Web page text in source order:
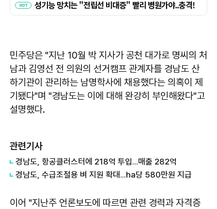
민주당은 "지난 10월 박 지사가 공천 대가로 명씨의 처
남과 김영선 전 의원의 선거캠프 관계자를 경남도 산
하기관이 관리하는 남명학사에 채용했다는 의혹이 제
기됐다"며 "경남도는 이에 대해 완강히 부인해왔다"고
설명했다.
관련기사
경남도, 항공클러스터에 218억 투입...매출 282억
경남도, 수급조절용 벼 지원 확대...ha당 580만원 지급
이어 "지난주 언론보도에 따르면 관련 경력과 자격증